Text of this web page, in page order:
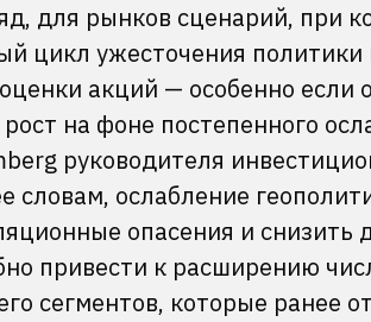
для рынков сценарий, при
цикл ужесточения
акций — особенно если
на фоне постепенного
руководителя
словам, ослабление
опасения и снизить
привести к расширению
сегментов, которые ранее